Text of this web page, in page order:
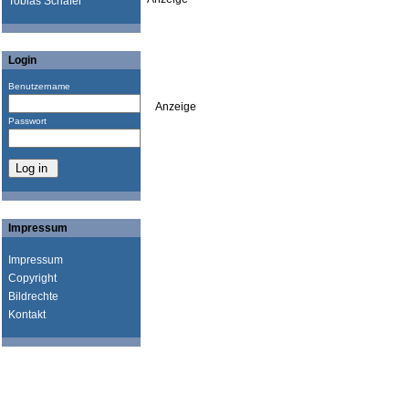
Login
Benutzername
Passwort
Impressum
Impressum
Copyright
Bildrechte
Kontakt
Anzeige